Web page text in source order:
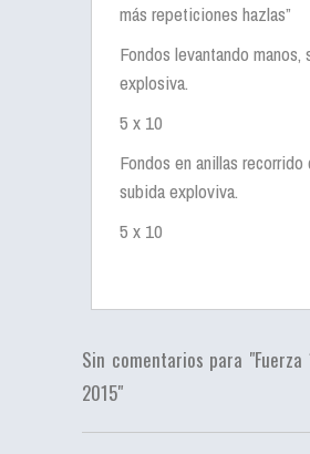
más repeticiones hazlas”
Fondos levantando manos,
explosiva.
5 x 10
Fondos en anillas recorrido
subida exploviva.
5 x 10
Sin comentarios para "Fuerza
2015"